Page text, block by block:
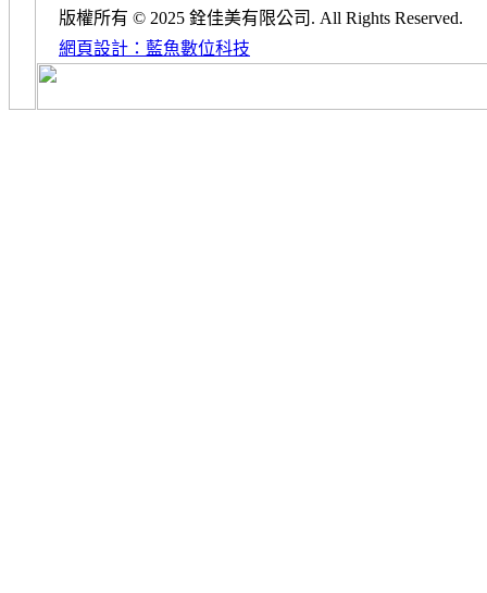
版權所有 © 2025 銓佳美有限公司. All Rights Reserved.
網頁設計：藍魚數位科技